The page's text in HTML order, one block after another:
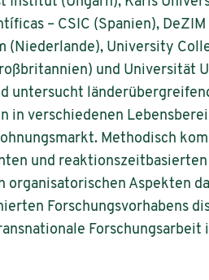
– CSIC (Spanien),
(Niederlande), University
und Universität
untersucht
in verschiedenen
Methodisch
und
Aspekten
Forschungsvorhabens
Forschungsarbeit